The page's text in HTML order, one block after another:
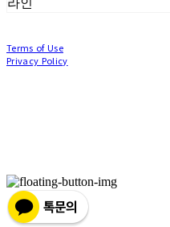
라인
Terms of Use
Privacy Policy